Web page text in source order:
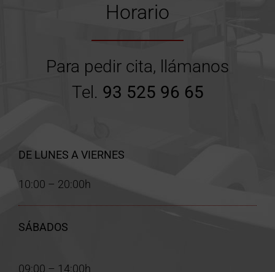
Horario
Para pedir cita, llámanos
Tel. 93 525 96 65
DE LUNES A VIERNES
10:00 – 20:00h
SÁBADOS
09:00 – 14:00h